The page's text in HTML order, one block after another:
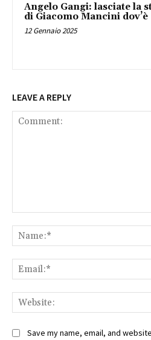
Angelo Gangi: lasciate la
di Giacomo Mancini dov’è
12 Gennaio 2025
LEAVE A REPLY
Save my name, email, and